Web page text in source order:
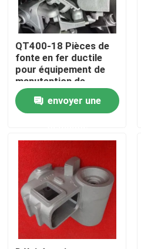
Au sujet de nous
Visite d'usine
Contrôle de qualité
Nouvelles
Demandez une citation
Pièces de moulage en métal
QT400-18 Pièces de
fonte en fer ductile
pour équipement de
manutention de
matériaux
envoyer une